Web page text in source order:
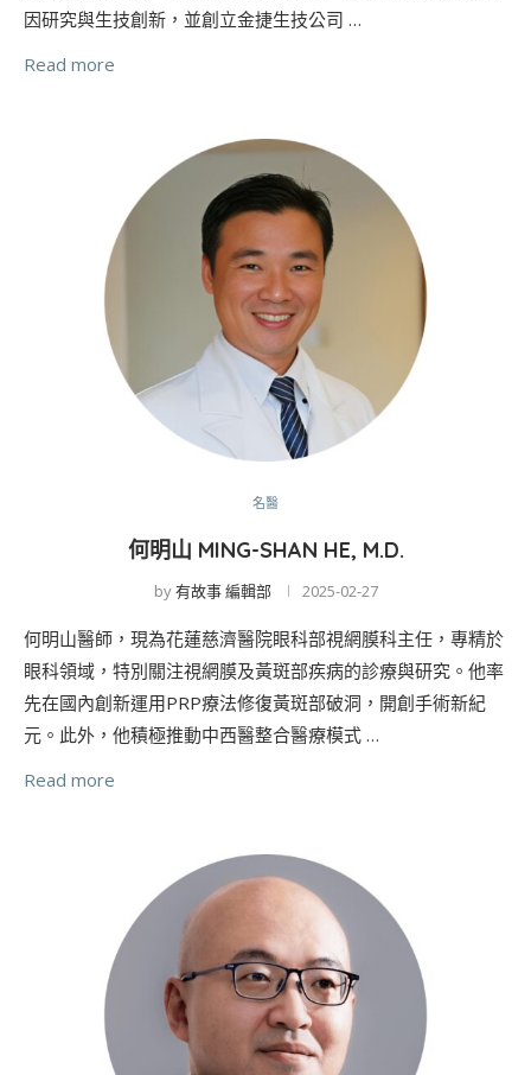
因研究與生技創新，並創立金捷生技公司 …
Read more
名醫
何明山 MING-SHAN HE, M.D.
by有故事 編輯部 2025-02-27
何明山醫師，現為花蓮慈濟醫院眼科部視網膜科主任，專精於
眼科領域，特別關注視網膜及黃斑部疾病的診療與研究。他率
先在國內創新運用PRP療法修復黃斑部破洞，開創手術新紀
元。此外，他積極推動中西醫整合醫療模式 …
Read more